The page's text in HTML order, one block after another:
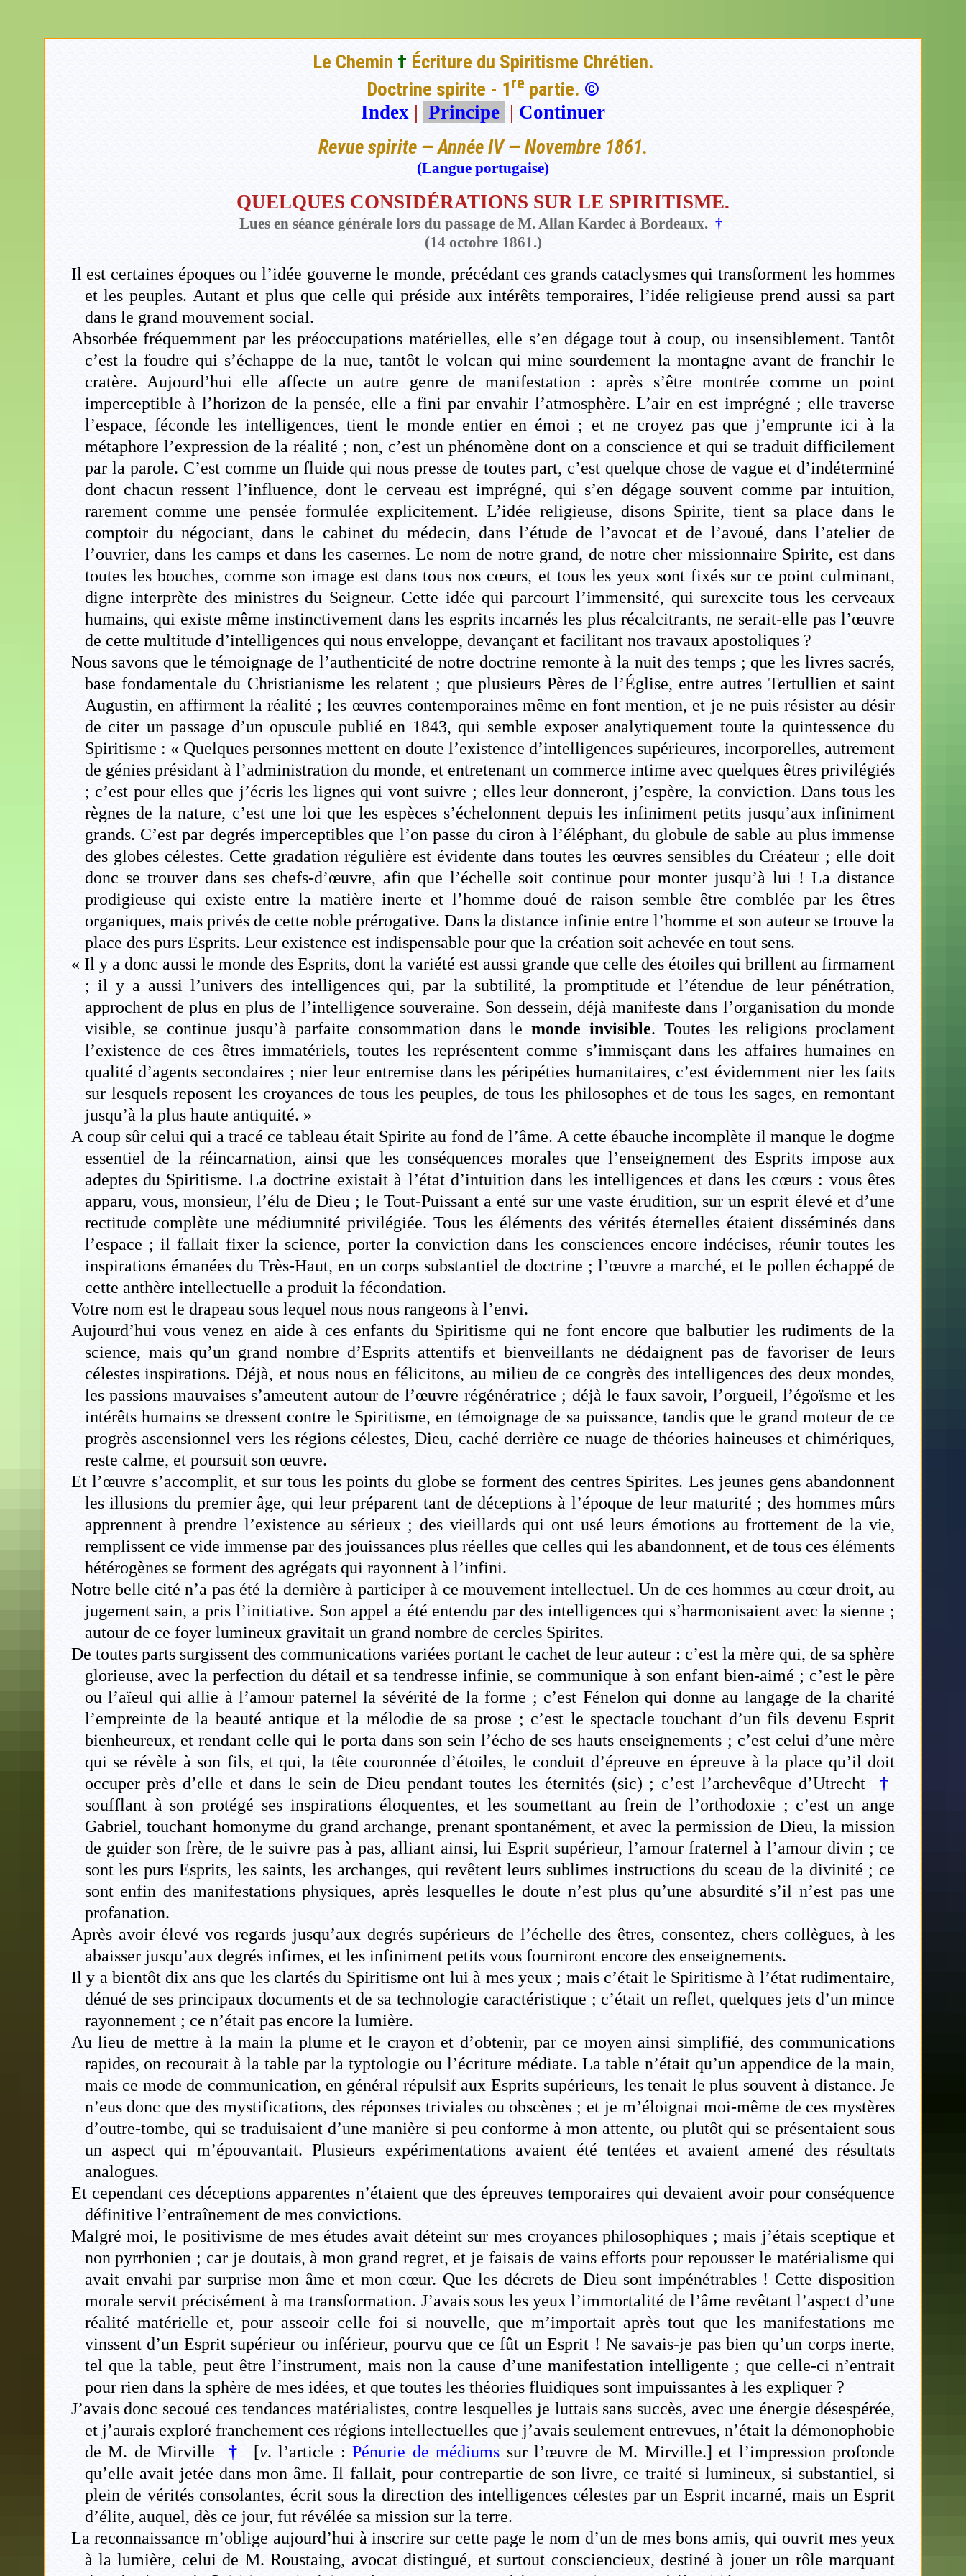
Le Chemin † Écriture du Spiritisme Chrétien.
Doctrine spirite - 1re partie. ©
Index | Principe | Continuer
Revue spirite — Année IV — Novembre 1861.
(Langue portugaise)
QUELQUES CONSIDÉRATIONS SUR LE SPIRITISME.
Lues en séance générale lors du passage de M. Allan Kardec à Bordeaux. †
(14 octobre 1861.)
Il est certaines époques ou l’idée gouverne le monde, précédant ces grands cataclysmes qui transforment les hommes
et les peuples. Autant et plus que celle qui préside aux intérêts temporaires, l’idée religieuse prend aussi sa part
dans le grand mouvement social.
Absorbée fréquemment par les préoccupations matérielles, elle s’en dégage tout à coup, ou insensiblement. Tantôt
c’est la foudre qui s’échappe de la nue, tantôt le volcan qui mine sourdement la montagne avant de franchir le
cratère. Aujourd’hui elle affecte un autre genre de manifestation : après s’être montrée comme un point
imperceptible à l’horizon de la pensée, elle a fini par envahir l’atmosphère. L’air en est imprégné ; elle traverse
l’espace, féconde les intelligences, tient le monde entier en émoi ; et ne croyez pas que j’emprunte ici à la
métaphore l’expression de la réalité ; non, c’est un phénomène dont on a conscience et qui se traduit difficilement
par la parole. C’est comme un fluide qui nous presse de toutes part, c’est quelque chose de vague et d’indéterminé
dont chacun ressent l’influence, dont le cerveau est imprégné, qui s’en dégage souvent comme par intuition,
rarement comme une pensée formulée explicitement. L’idée religieuse, disons Spirite, tient sa place dans le
comptoir du négociant, dans le cabinet du médecin, dans l’étude de l’avocat et de l’avoué, dans l’atelier de
l’ouvrier, dans les camps et dans les casernes. Le nom de notre grand, de notre cher missionnaire Spirite, est dans
toutes les bouches, comme son image est dans tous nos cœurs, et tous les yeux sont fixés sur ce point culminant,
digne interprète des ministres du Seigneur. Cette idée qui parcourt l’immensité, qui surexcite tous les cerveaux
humains, qui existe même instinctivement dans les esprits incarnés les plus récalcitrants, ne serait-elle pas l’œuvre
de cette multitude d’intelligences qui nous enveloppe, devançant et facilitant nos travaux apostoliques ?
Nous savons que le témoignage de l’authenticité de notre doctrine remonte à la nuit des temps ; que les livres sacrés,
base fondamentale du Christianisme les relatent ; que plusieurs Pères de l’Église, entre autres Tertullien et saint
Augustin, en affirment la réalité ; les œuvres contemporaines même en font mention, et je ne puis résister au désir
de citer un passage d’un opuscule publié en 1843, qui semble exposer analytiquement toute la quintessence du
Spiritisme : « Quelques personnes mettent en doute l’existence d’intelligences supérieures, incorporelles, autrement
de génies présidant à l’administration du monde, et entretenant un commerce intime avec quelques êtres privilégiés
; c’est pour elles que j’écris les lignes qui vont suivre ; elles leur donneront, j’espère, la conviction. Dans tous les
règnes de la nature, c’est une loi que les espèces s’échelonnent depuis les infiniment petits jusqu’aux infiniment
grands. C’est par degrés imperceptibles que l’on passe du ciron à l’éléphant, du globule de sable au plus immense
des globes célestes. Cette gradation régulière est évidente dans toutes les œuvres sensibles du Créateur ; elle doit
donc se trouver dans ses chefs-d’œuvre, afin que l’échelle soit continue pour monter jusqu’à lui ! La distance
prodigieuse qui existe entre la matière inerte et l’homme doué de raison semble être comblée par les êtres
organiques, mais privés de cette noble prérogative. Dans la distance infinie entre l’homme et son auteur se trouve la
place des purs Esprits. Leur existence est indispensable pour que la création soit achevée en tout sens.
« Il y a donc aussi le monde des Esprits, dont la variété est aussi grande que celle des étoiles qui brillent au firmament
; il y a aussi l’univers des intelligences qui, par la subtilité, la promptitude et l’étendue de leur pénétration,
approchent de plus en plus de l’intelligence souveraine. Son dessein, déjà manifeste dans l’organisation du monde
visible, se continue jusqu’à parfaite consommation dans le monde invisible. Toutes les religions proclament
l’existence de ces êtres immatériels, toutes les représentent comme s’immisçant dans les affaires humaines en
qualité d’agents secondaires ; nier leur entremise dans les péripéties humanitaires, c’est évidemment nier les faits
sur lesquels reposent les croyances de tous les peuples, de tous les philosophes et de tous les sages, en remontant
jusqu’à la plus haute antiquité. »
A coup sûr celui qui a tracé ce tableau était Spirite au fond de l’âme. A cette ébauche incomplète il manque le dogme
essentiel de la réincarnation, ainsi que les conséquences morales que l’enseignement des Esprits impose aux
adeptes du Spiritisme. La doctrine existait à l’état d’intuition dans les intelligences et dans les cœurs : vous êtes
apparu, vous, monsieur, l’élu de Dieu ; le Tout-Puissant a enté sur une vaste érudition, sur un esprit élevé et d’une
rectitude complète une médiumnité privilégiée. Tous les éléments des vérités éternelles étaient disséminés dans
l’espace ; il fallait fixer la science, porter la conviction dans les consciences encore indécises, réunir toutes les
inspirations émanées du Très-Haut, en un corps substantiel de doctrine ; l’œuvre a marché, et le pollen échappé de
cette anthère intellectuelle a produit la fécondation.
Votre nom est le drapeau sous lequel nous nous rangeons à l’envi.
Aujourd’hui vous venez en aide à ces enfants du Spiritisme qui ne font encore que balbutier les rudiments de la
science, mais qu’un grand nombre d’Esprits attentifs et bienveillants ne dédaignent pas de favoriser de leurs
célestes inspirations. Déjà, et nous nous en félicitons, au milieu de ce congrès des intelligences des deux mondes,
les passions mauvaises s’ameutent autour de l’œuvre régénératrice ; déjà le faux savoir, l’orgueil, l’égoïsme et les
intérêts humains se dressent contre le Spiritisme, en témoignage de sa puissance, tandis que le grand moteur de ce
progrès ascensionnel vers les régions célestes, Dieu, caché derrière ce nuage de théories haineuses et chimériques,
reste calme, et poursuit son œuvre.
Et l’œuvre s’accomplit, et sur tous les points du globe se forment des centres Spirites. Les jeunes gens abandonnent
les illusions du premier âge, qui leur préparent tant de déceptions à l’époque de leur maturité ; des hommes mûrs
apprennent à prendre l’existence au sérieux ; des vieillards qui ont usé leurs émotions au frottement de la vie,
remplissent ce vide immense par des jouissances plus réelles que celles qui les abandonnent, et de tous ces éléments
hétérogènes se forment des agrégats qui rayonnent à l’infini.
Notre belle cité n’a pas été la dernière à participer à ce mouvement intellectuel. Un de ces hommes au cœur droit, au
jugement sain, a pris l’initiative. Son appel a été entendu par des intelligences qui s’harmonisaient avec la sienne ;
autour de ce foyer lumineux gravitait un grand nombre de cercles Spirites.
De toutes parts surgissent des communications variées portant le cachet de leur auteur : c’est la mère qui, de sa sphère
glorieuse, avec la perfection du détail et sa tendresse infinie, se communique à son enfant bien-aimé ; c’est le père
ou l’aïeul qui allie à l’amour paternel la sévérité de la forme ; c’est Fénelon qui donne au langage de la charité
l’empreinte de la beauté antique et la mélodie de sa prose ; c’est le spectacle touchant d’un fils devenu Esprit
bienheureux, et rendant celle qui le porta dans son sein l’écho de ses hauts enseignements ; c’est celui d’une mère
qui se révèle à son fils, et qui, la tête couronnée d’étoiles, le conduit d’épreuve en épreuve à la place qu’il doit
occuper près d’elle et dans le sein de Dieu pendant toutes les éternités (sic) ; c’est l’archevêque d’Utrecht
†
soufflant à son protégé ses inspirations éloquentes, et les soumettant au frein de l’orthodoxie ; c’est un ange
Gabriel, touchant homonyme du grand archange, prenant spontanément, et avec la permission de Dieu, la mission
de guider son frère, de le suivre pas à pas, alliant ainsi, lui Esprit supérieur, l’amour fraternel à l’amour divin ; ce
sont les purs Esprits, les saints, les archanges, qui revêtent leurs sublimes instructions du sceau de la divinité ; ce
sont enfin des manifestations physiques, après lesquelles le doute n’est plus qu’une absurdité s’il n’est pas une
profanation.
Après avoir élevé vos regards jusqu’aux degrés supérieurs de l’échelle des êtres, consentez, chers collègues, à les
abaisser jusqu’aux degrés infimes, et les infiniment petits vous fourniront encore des enseignements.
Il y a bientôt dix ans que les clartés du Spiritisme ont lui à mes yeux ; mais c’était le Spiritisme à l’état rudimentaire,
dénué de ses principaux documents et de sa technologie caractéristique ; c’était un reflet, quelques jets d’un mince
rayonnement ; ce n’était pas encore la lumière.
Au lieu de mettre à la main la plume et le crayon et d’obtenir, par ce moyen ainsi simplifié, des communications
rapides, on recourait à la table par la typtologie ou l’écriture médiate. La table n’était qu’un appendice de la main,
mais ce mode de communication, en général répulsif aux Esprits supérieurs, les tenait le plus souvent à distance. Je
n’eus donc que des mystifications, des réponses triviales ou obscènes ; et je m’éloignai moi-même de ces mystères
d’outre-tombe, qui se traduisaient d’une manière si peu conforme à mon attente, ou plutôt qui se présentaient sous
un aspect qui m’épouvantait. Plusieurs expérimentations avaient été tentées et avaient amené des résultats
analogues.
Et cependant ces déceptions apparentes n’étaient que des épreuves temporaires qui devaient avoir pour conséquence
définitive l’entraînement de mes convictions.
Malgré moi, le positivisme de mes études avait déteint sur mes croyances philosophiques ; mais j’étais sceptique et
non pyrrhonien ; car je doutais, à mon grand regret, et je faisais de vains efforts pour repousser le matérialisme qui
avait envahi par surprise mon âme et mon cœur. Que les décrets de Dieu sont impénétrables ! Cette disposition
morale servit précisément à ma transformation. J’avais sous les yeux l’immortalité de l’âme revêtant l’aspect d’une
réalité matérielle et, pour asseoir celle foi si nouvelle, que m’importait après tout que les manifestations me
vinssent d’un Esprit supérieur ou inférieur, pourvu que ce fût un Esprit ! Ne savais-je pas bien qu’un corps inerte,
tel que la table, peut être l’instrument, mais non la cause d’une manifestation intelligente ; que celle-ci n’entrait
pour rien dans la sphère de mes idées, et que toutes les théories fluidiques sont impuissantes à les expliquer ?
J’avais donc secoué ces tendances matérialistes, contre lesquelles je luttais sans succès, avec une énergie désespérée,
et j’aurais exploré franchement ces régions intellectuelles que j’avais seulement entrevues, n’était la démonophobie
de M. de Mirville
† [v. l’article :Pénurie de médiums sur l’œuvre de M. Mirville.] et l’impression profonde
qu’elle avait jetée dans mon âme. Il fallait, pour contrepartie de son livre, ce traité si lumineux, si substantiel, si
plein de vérités consolantes, écrit sous la direction des intelligences célestes par un Esprit incarné, mais un Esprit
d’élite, auquel, dès ce jour, fut révélée sa mission sur la terre.
La reconnaissance m’oblige aujourd’hui à inscrire sur cette page le nom d’un de mes bons amis, qui ouvrit mes yeux
à la lumière, celui de M. Roustaing, avocat distingué, et surtout consciencieux, destiné à jouer un rôle marquant